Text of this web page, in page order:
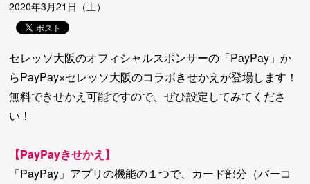
2020年3月21日（土）
セレッソ大阪のオフィシャルスポンサーの「PayPay」か
らPayPay×セレッソ大阪のコラボきせかえが登場します！
無料できせかえ可能ですので、ぜひ設定してみてくださ
い！
【PayPayきせかえ】
「PayPay」アプリの機能の１つで、カード部分（バーコ